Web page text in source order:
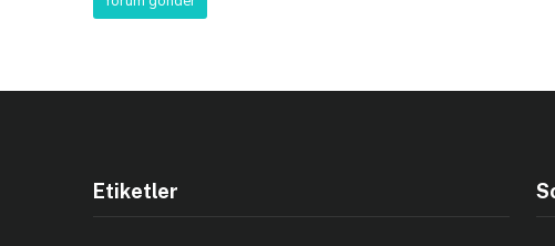
Etiketler